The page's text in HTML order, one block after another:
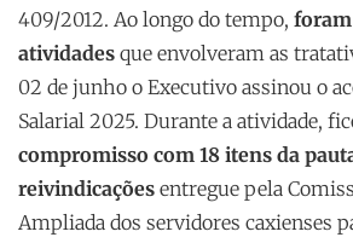
409/2012. Ao longo do tempo, foram
atividades que envolveram as
02 de junho o Executivo assinou o
Salarial 2025. Durante a atividade,
compromisso com 18 itens da
reivindicações entregue pela
Ampliada dos servidores caxienses